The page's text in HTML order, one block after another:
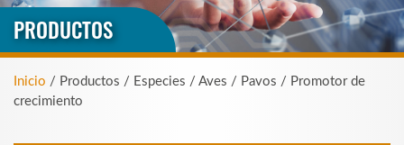
PRODUCTOS
Inicio / Productos / Especies / Aves / Pavos / Promotor de
crecimiento